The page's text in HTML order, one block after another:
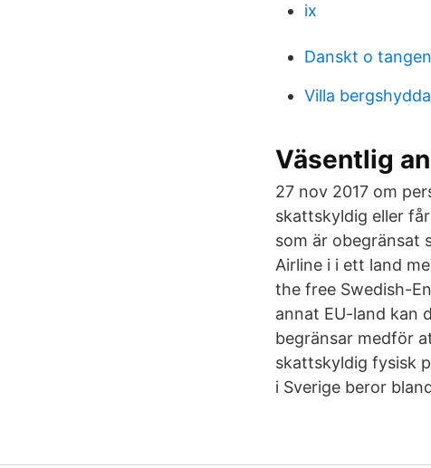
ix
Danskt o
Villa
Väsentlig
27 nov 2017 om
skattskyldig eller
som är obegränsat
Airline i i ett land
the free Swedish-
annat EU-land kan
begränsar medför
skattskyldig fysisk
i Sverige beror